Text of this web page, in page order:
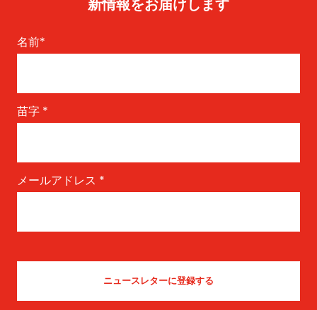
新情報をお届けします
名前*
苗字 *
メールアドレス *